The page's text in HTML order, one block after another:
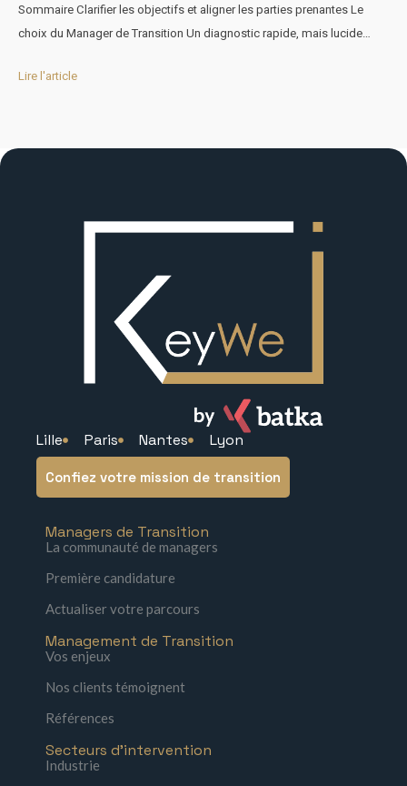
Sommaire Clarifier les objectifs et aligner les parties prenantes Le
choix du Manager de Transition Un diagnostic rapide, mais lucide…
Lire l'article
Lille Paris Nantes Lyon
Confiez votre mission de transition
Managers de Transition
La communauté de managers
Première candidature
Actualiser votre parcours
Management de Transition
Vos enjeux
Nos clients témoignent
Références
Secteurs d'intervention
Industrie